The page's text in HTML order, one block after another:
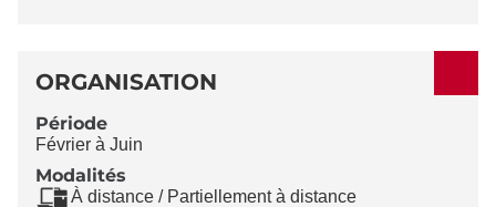
ORGANISATION
Période
Février à Juin
Modalités
À distance / Partiellement à distance